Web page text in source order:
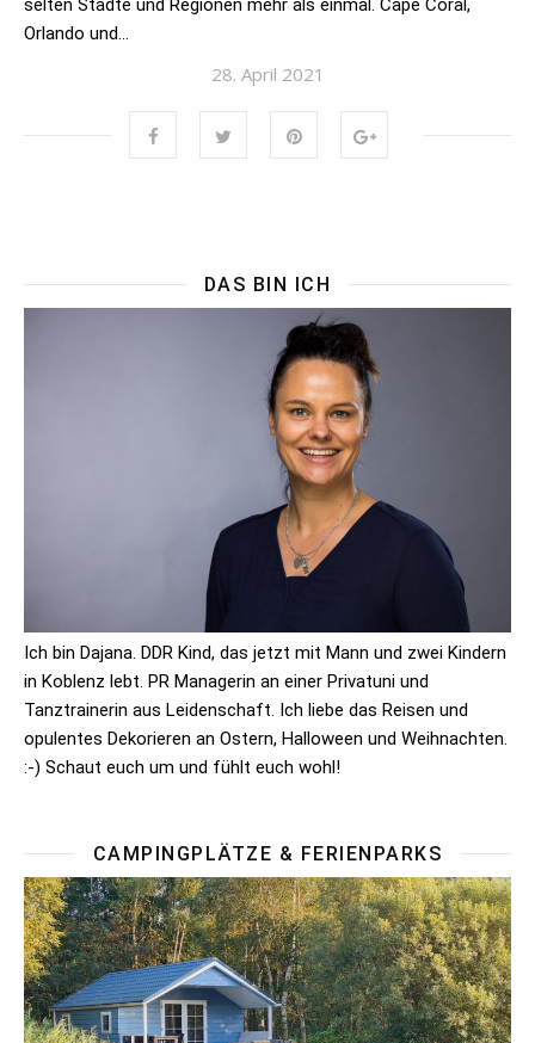
selten Städte und Regionen mehr als einmal. Cape Coral,
Orlando und…
28. April 2021
DAS BIN ICH
Ich bin Dajana. DDR Kind, das jetzt mit Mann und zwei Kindern
in Koblenz lebt. PR Managerin an einer Privatuni und
Tanztrainerin aus Leidenschaft. Ich liebe das Reisen und
opulentes Dekorieren an Ostern, Halloween und Weihnachten.
:-) Schaut euch um und fühlt euch wohl!
CAMPINGPLÄTZE & FERIENPARKS